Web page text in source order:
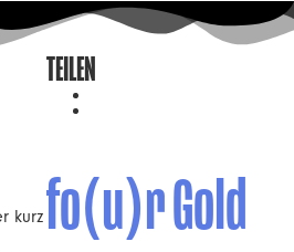
kurz
TEILEN
fo(u)r Gold